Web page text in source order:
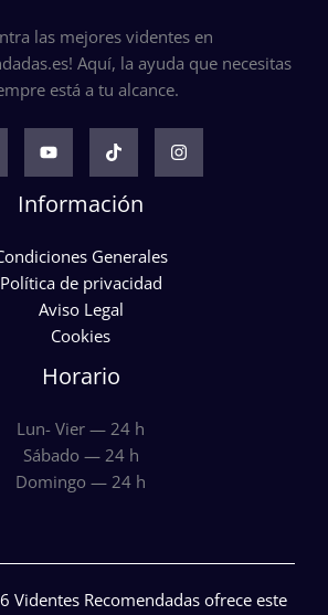
las mejores videntes en
Aquí, la ayuda que necesitas
está a tu alcance.
Información
Generales
Política de privacidad
Aviso Legal
Cookies
Horario
Lun- Vier — 24 h
Sábado — 24 h
Domingo — 24 h
Videntes Recomendadas ofrece este